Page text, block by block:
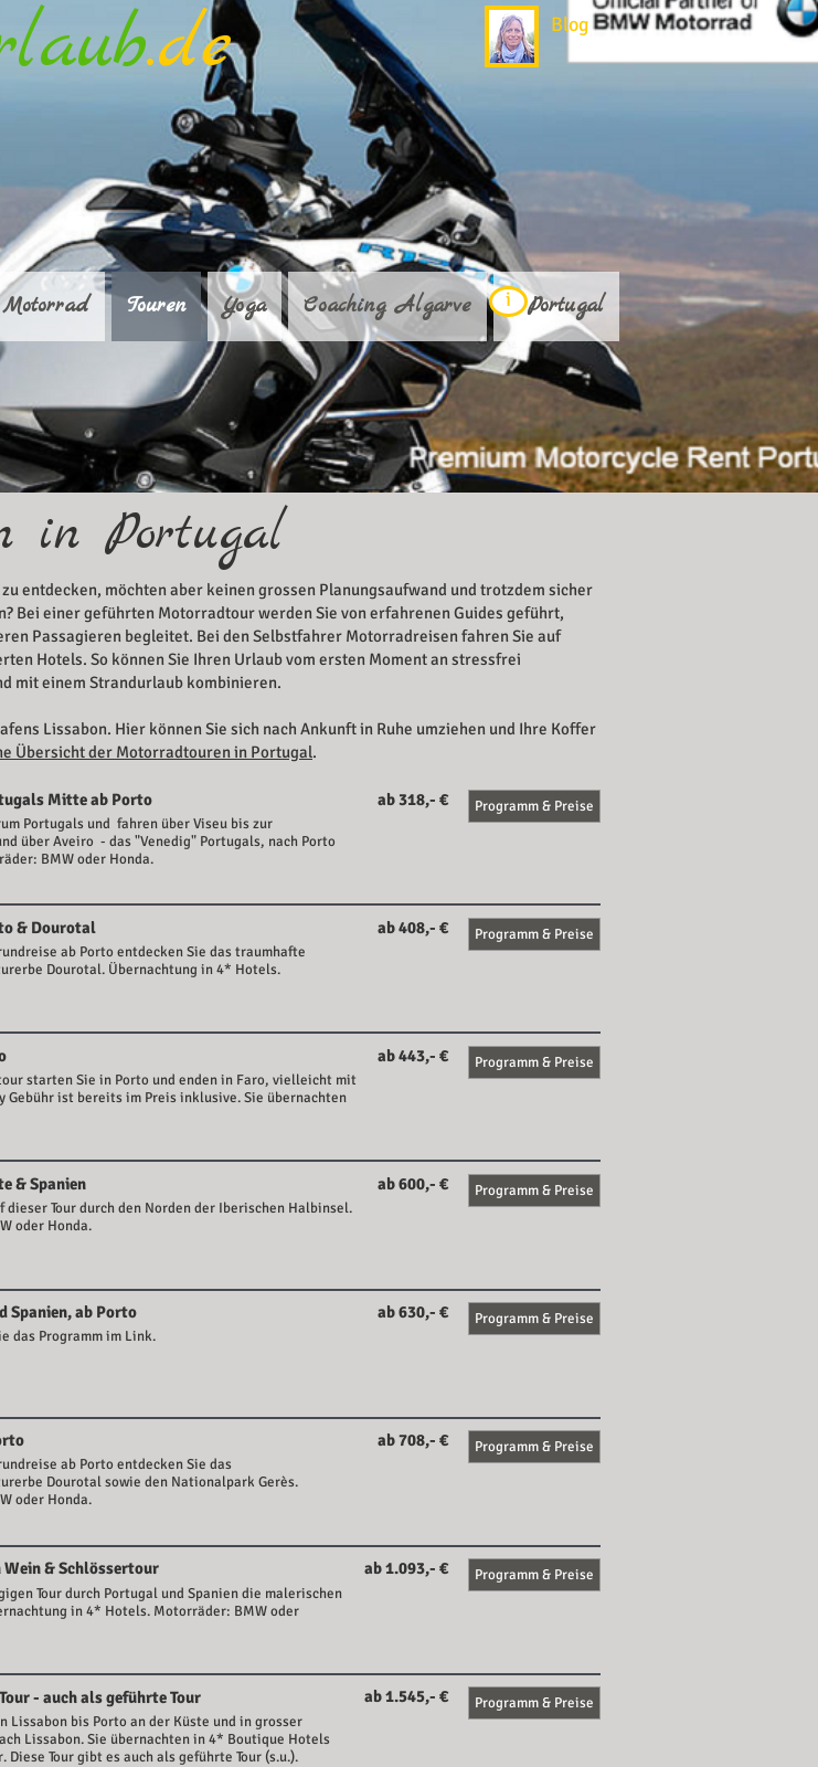
.de Blog
Motorrad Touren Yoga Coaching Algarve i Portugal
i
in Portugal
entdecken, möchten aber keinen grossen Planungsaufwand und trotzdem sicher
Bei einer geführten Motorradtour werden Sie von erfahrenen Guides geführt,
Passagieren begleitet. Bei den Selbstfahrer Motorradreisen fahren Sie auf
Hotels. So können Sie Ihren Urlaub vom ersten Moment an stressfrei
mit einem Strandurlaub kombinieren.
Lissabon. Hier können Sie sich nach Ankunft in Ruhe umziehen und Ihre Koffer
Übersicht der Motorradtouren in Portugal.
Mitte ab Porto
Portugals und fahren über Viseu bis zur
über Aveiro - das "Venedig" Portugals, nach Porto
BMW oder Honda.
ab 318,- € Programm & Preise
& Dourotal
ab Porto entdecken Sie das traumhafte
Dourotal. Übernachtung in 4* Hotels.
ab 408,- € Programm & Preise
starten Sie in Porto und enden in Faro, vielleicht mit
Gebühr ist bereits im Preis inklusive. Sie übernachten
ab 443,- € Programm & Preise
& Spanien
Tour durch den Norden der Iberischen Halbinsel.
oder Honda.
ab 600,- € Programm & Preise
Spanien, ab Porto
das Programm im Link.
ab 630,- € Programm & Preise
ab Porto entdecken Sie das
Dourotal sowie den Nationalpark Gerès.
oder Honda.
ab 708,- € Programm & Preise
Wein & Schlössertour
Tour durch Portugal und Spanien die malerischen
in 4* Hotels. Motorräder: BMW oder
ab 1.093,- € Programm & Preise
- auch als geführte Tour
bis Porto an der Küste und in grosser
Lissabon. Sie übernachten in 4* Boutique Hotels
Tour gibt es auch als geführte Tour (s.u.).
ab 1.545,- € Programm & Preise